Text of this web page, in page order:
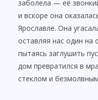
заболела — её
и вскоре она
Ярославле. Она
оставляя нас один на
пытаясь заглушить
дом превратился в
стеклом и